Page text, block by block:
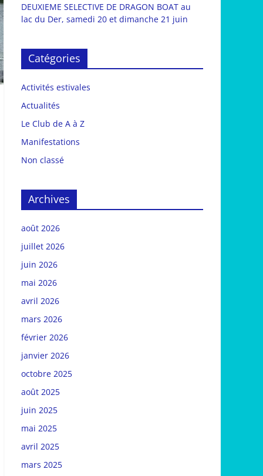
DEUXIEME SELECTIVE DE DRAGON BOAT au
lac du Der, samedi 20 et dimanche 21 juin
Catégories
Activités estivales
Actualités
Le Club de A à Z
Manifestations
Non classé
Archives
août 2026
juillet 2026
juin 2026
mai 2026
avril 2026
mars 2026
février 2026
janvier 2026
octobre 2025
août 2025
juin 2025
mai 2025
avril 2025
mars 2025